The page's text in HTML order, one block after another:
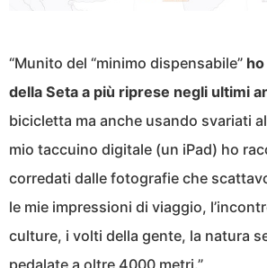
“Munito del “minimo dispensabile”
della Seta a più riprese negli ultimi
bicicletta ma anche usando svariati
mio taccuino digitale (un iPad) ho
corredati dalle fotografie che
le mie impressioni di viaggio,
culture, i volti della gente, la natura
pedalate a oltre 4000 metri.”